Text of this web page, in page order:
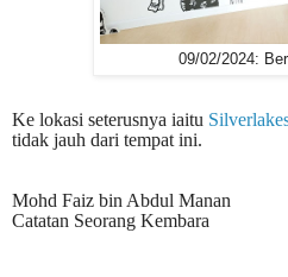
09/02/2024:
Ke lokasi seterusnya iaitu
tidak jauh dari tempat ini.
Mohd Faiz bin Abdul Manan
Catatan Seorang Kembara